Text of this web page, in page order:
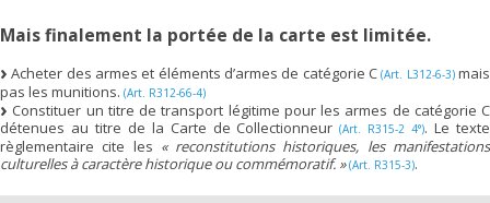
Mais finalement la portée de la carte est limitée.
Acheter des armes et éléments d’armes de catégorie C(Art. L312-6-3)mais
pas les munitions. (Art. R312-66-4)
Constituer un titre de transport légitime pour les armes de catégorie C
détenues au titre de la Carte de Collectionneur(Art. R315-2 4°). Le texte
règlementaire cite les « reconstitutions historiques, les manifestations
culturelles à caractère historique ou commémoratif. » (Art. R315-3).